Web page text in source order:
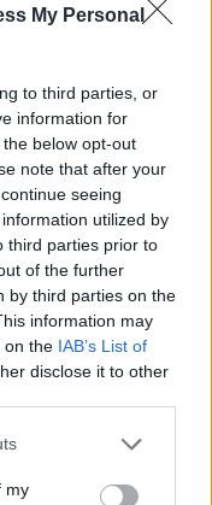
My Personal
to third parties, or
information for
below opt-out
note that after your
seeing
utilized by
third parties prior to
of the further
by third parties on the
information may
on the IAB’s List of
disclose it to other
my
har gjort mig till
12 år sedan
♥